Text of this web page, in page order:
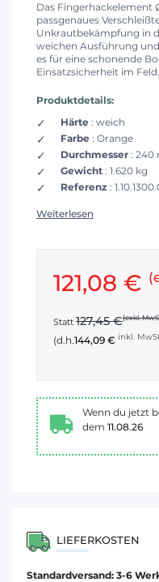
Das Fingerhackelement
passgenaues
Unkrautbekämpfung in
weichen Ausführung
es für eine schonende
Einsatzsicherheit im Feld.
Produktdetails:
Härte : weich
Farbe : Orange
Durchmesser : 240
Gewicht : 1.620 kg
Referenz :
Weiterlesen
121,08 €
Statt 127,45 €(exkl.
(d.h.144,09 € inkl.
Wenn du jetzt
dem 11.08.26
LIEFERKOSTEN
Standardversand: 3-6